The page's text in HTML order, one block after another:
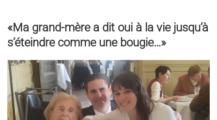
«Ma grand-mère a dit oui à la vie jusqu’à
s’éteindre comme une bougie…»